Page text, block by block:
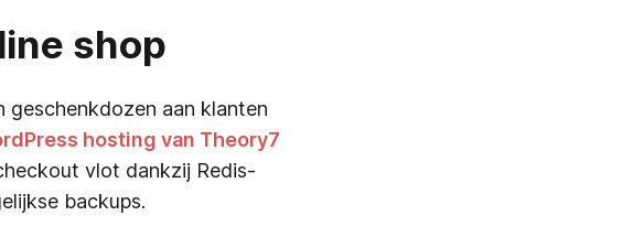
shop
geschenkdozen aan klanten
hosting van Theory7
vlot dankzij Redis-
backups.